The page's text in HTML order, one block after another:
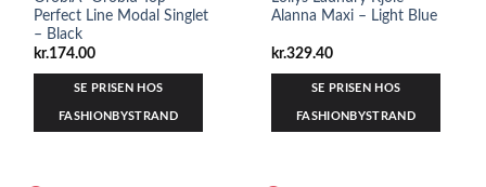
Perfect Line Modal Singlet
– Black
kr.174.00
SE PRISEN HOS
FASHIONBYSTRAND
Alanna Maxi – Light Blue
kr.329.40
SE PRISEN HOS
FASHIONBYSTRAND